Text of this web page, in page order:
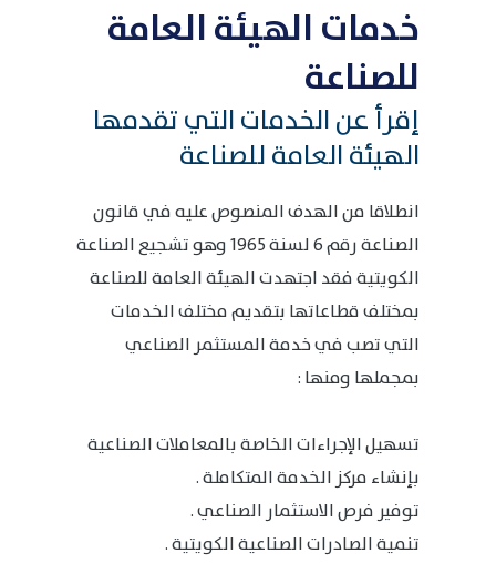
خدمات الهيئة العامة
للصناعة
إقرأ عن الخدمات التي تقدمها
الهيئة العامة للصناعة
انطلاقا من الهدف المنصوص عليه في قانون
الصناعة رقم 6 لسنة 1965 وهو تشجيع الصناعة
الكويتية فقد اجتهدت الهيئة العامة للصناعة
بمختلف قطاعاتها بتقديم مختلف الخدمات
التي تصب في خدمة المستثمر الصناعي
بمجملها ومنها :
تسهيل الإجراءات الخاصة بالمعاملات الصناعية
بإنشاء مركز الخدمة المتكاملة .
توفير فرص الاستثمار الصناعي .
تنمية الصادرات الصناعية الكويتية .